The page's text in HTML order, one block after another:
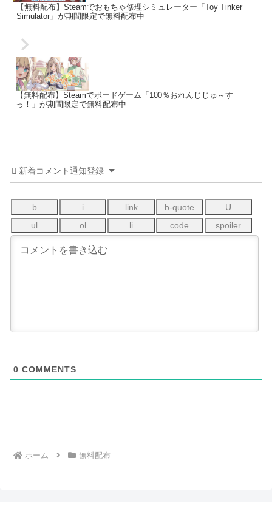
【無料配布】Steamでおもちゃ修理シミュレーター「Toy Tinker
Simulator」が期間限定で無料配布中
【無料配布】Steamでボードゲーム「100％おれんじじゅ～す
っ！」が期間限定で無料配布中
新着コメント通知登録
0 COMMENTS
ホーム 無料配布